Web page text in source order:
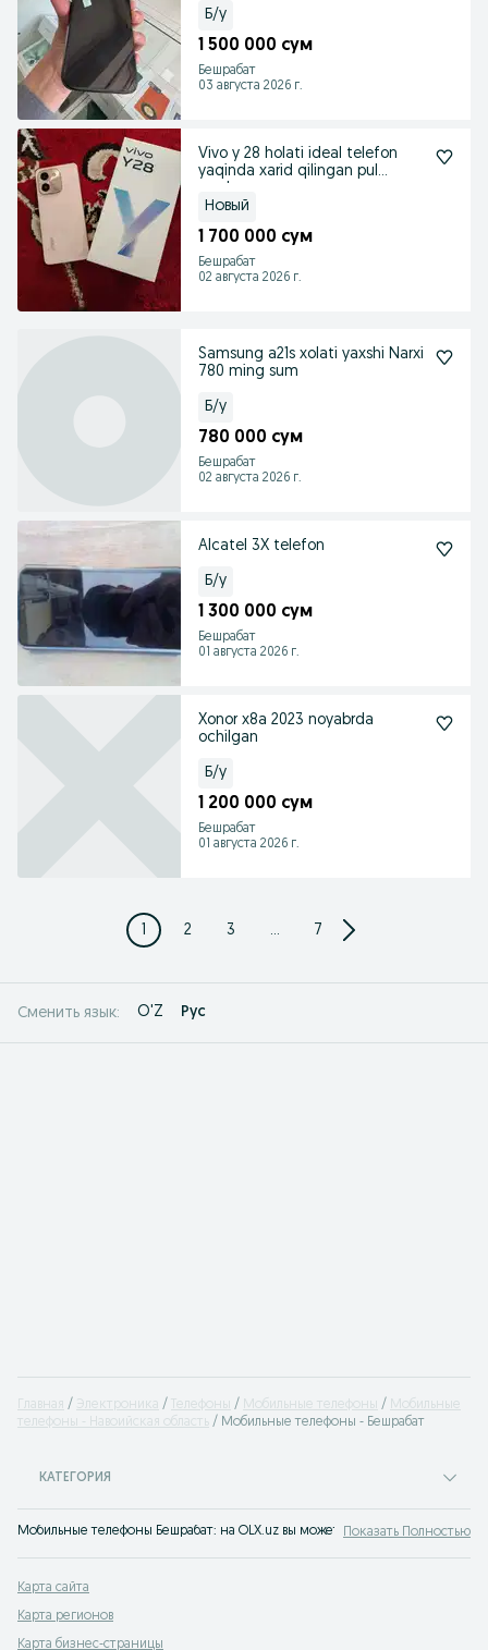
Б/у
1 500 000 сум
Бешрабат
03 августа 2026 г.
Vivo y 28 holati ideal telefon
yaqinda xarid qilingan pul
Новый
1 700 000 сум
Бешрабат
02 августа 2026 г.
Samsung a21s xolati yaxshi Narxi
780 ming sum
Б/у
780 000 сум
Бешрабат
02 августа 2026 г.
Alcatel 3X telefon
Б/у
1 300 000 сум
Бешрабат
01 августа 2026 г.
Xonor x8a 2023 noyabrda
ochilgan
Б/у
1 200 000 сум
Бешрабат
01 августа 2026 г.
1 2 3 ... 7
Сменить язык: O'Z Рус
Главная Электроника Телефоны Мобильные телефоны
Мобильные
телефоны - Навоийская область
Мобильные телефоны - Бешрабат
КАТЕГОРИЯ
Мобильные телефоны Бешрабат: на OLX.uz вы можете быстро и с большой
Показать Полностью
Карта сайта
Карта регионов
Карта бизнес-страницы